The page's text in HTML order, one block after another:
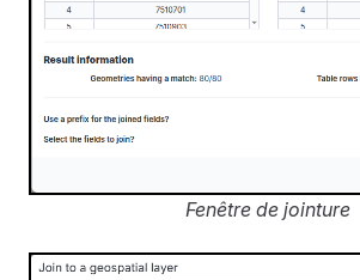
Fenêtre de jointure